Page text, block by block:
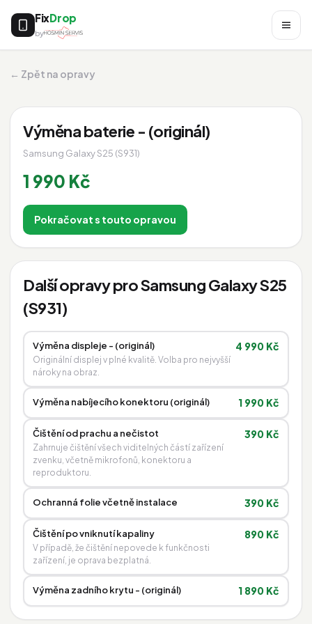
FixDrop
by
← Zpět na opravy
Výměna baterie - (originál)
Samsung Galaxy S25 (S931)
1 990 Kč
Pokračovat s touto opravou
Další opravy pro Samsung Galaxy S25
(S931)
Výměna displeje - (originál)
Originální displej v plné kvalitě. Volba pro nejvyšší
nároky na obraz.
4 990 Kč
Výměna nabíjecího konektoru (originál) 1 990 Kč
Čištění od prachu a nečistot
Zahrnuje čištění všech viditelných částí zařízení
zvenku, včetně mikrofonů, konektoru a
reproduktoru.
390 Kč
Ochranná folie včetně instalace 390 Kč
Čištění po vniknutí kapaliny
V případě, že čištění nepovede k funkčnosti
zařízení, je oprava bezplatná.
890 Kč
Výměna zadního krytu - (originál) 1 890 Kč